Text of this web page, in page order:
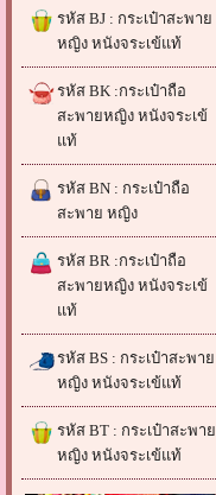
รหัส BJ : กระเป๋าสะพาย
หญิง หนังจระเข้แท้
รหัส BK :กระเป๋าถือ
สะพายหญิง หนังจระเข้
แท้
รหัส BN : กระเป๋าถือ
สะพาย หญิง
รหัส BR :กระเป๋าถือ
สะพายหญิง หนังจระเข้
แท้
รหัส BS : กระเป๋าสะพาย
หญิง หนังจระเข้แท้
รหัส BT : กระเป๋าสะพาย
หญิง หนังจระเข้แท้